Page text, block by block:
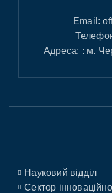
Email:
Адреса: : м.
Науковий відділ
Сектор